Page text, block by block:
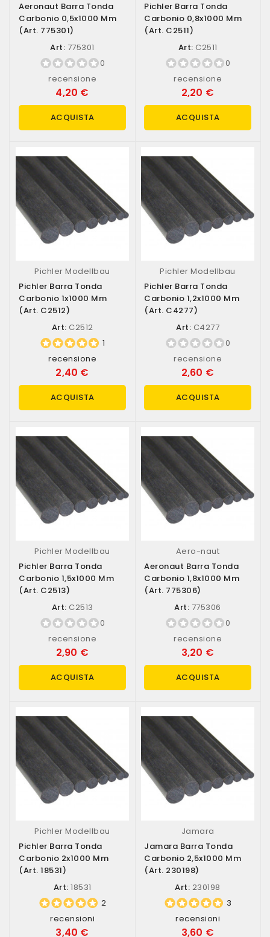
Aeronaut Barra Tonda
Carbonio 0,5x1000 Mm
(art. 775301)
Art: 775301
0
recensione
4,20 €
ACQUISTA
Pichler Barra Tonda
Carbonio 0,8x1000 Mm
(art. C2511)
Art: C2511
0
recensione
2,20 €
ACQUISTA
Pichler Modellbau
Pichler Barra Tonda
Carbonio 1x1000 Mm
(art. C2512)
Art: C2512
1
recensione
2,40 €
ACQUISTA
Pichler Modellbau
Pichler Barra Tonda
Carbonio 1,2x1000 Mm
(art. C4277)
Art: C4277
0
recensione
2,60 €
ACQUISTA
Pichler Modellbau
Pichler Barra Tonda
Carbonio 1,5x1000 Mm
(art. C2513)
Art: C2513
0
recensione
2,90 €
ACQUISTA
Aero-naut
Aeronaut Barra Tonda
Carbonio 1,8x1000 Mm
(art. 775306)
Art: 775306
0
recensione
3,20 €
ACQUISTA
Pichler Modellbau
Pichler Barra Tonda
Carbonio 2x1000 Mm
(art. 18531)
Art: 18531
2
recensioni
3,40 €
Jamara
Jamara Barra Tonda
Carbonio 2,5x1000 Mm
(art. 230198)
Art: 230198
3
recensioni
3,60 €